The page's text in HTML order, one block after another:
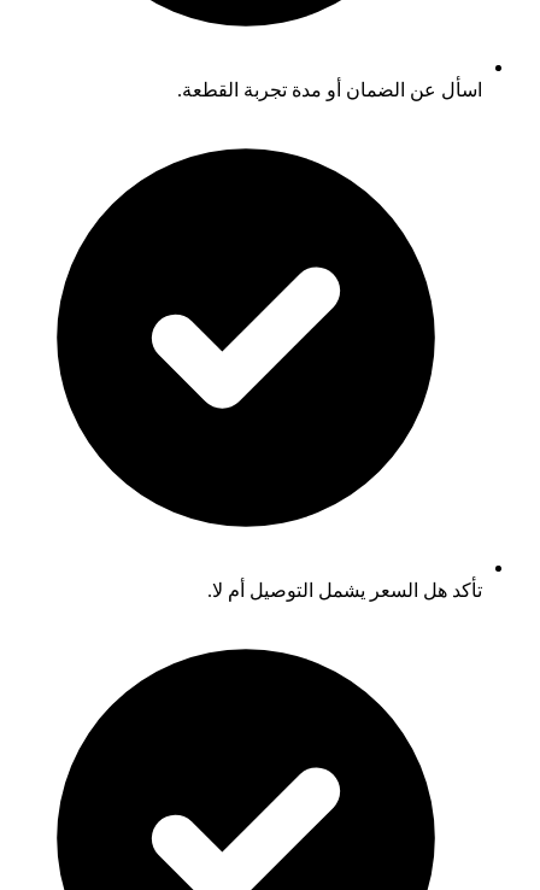
اسأل عن الضمان أو مدة تجربة القطعة.
تأكد هل السعر يشمل التوصيل أم لا.